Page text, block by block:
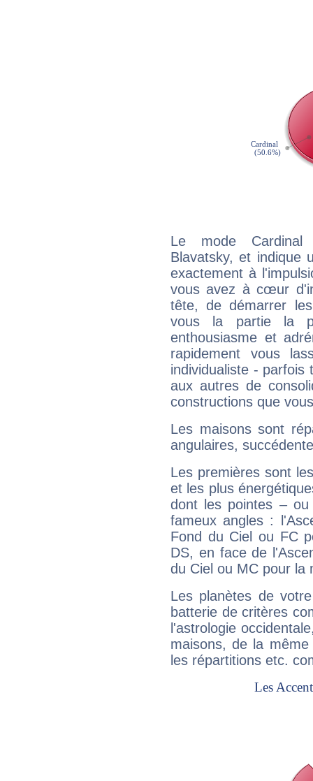
Le mode Cardinal
Blavatsky, et indique
exactement à
vous avez à cœur
tête, de démarrer
vous la partie la
enthousiasme et
rapidement vous
individualiste -
aux autres de
constructions que
Les maisons sont
angulaires,
Les premières sont
et les plus
dont les pointes –
fameux angles :
Fond du Ciel ou FC
DS, en face de
du Ciel ou MC pour la
Les planètes de
batterie de critères
l'astrologie
maisons, de la
les répartitions etc.